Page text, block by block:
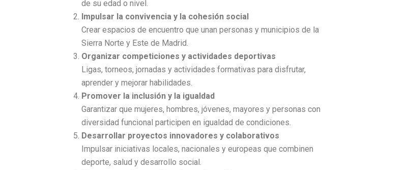
de su edad o nivel.
Impulsar la convivencia y la cohesión social
Crear espacios de encuentro que unan personas y municipios de la
Sierra Norte y Este de Madrid.
Organizar competiciones y actividades deportivas
Ligas, torneos, jornadas y actividades formativas para disfrutar,
aprender y mejorar habilidades.
Promover la inclusión y la igualdad
Garantizar que mujeres, hombres, jóvenes, mayores y personas con
diversidad funcional participen en igualdad de condiciones.
Desarrollar proyectos innovadores y colaborativos
Impulsar iniciativas locales, nacionales y europeas que combinen
deporte, salud y desarrollo social.